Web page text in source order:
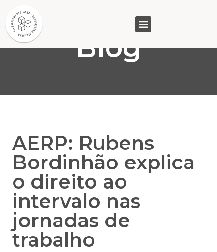
Blog
AERP: Rubens
Bordinhão explica
o direito ao
intervalo nas
jornadas de
trabalho